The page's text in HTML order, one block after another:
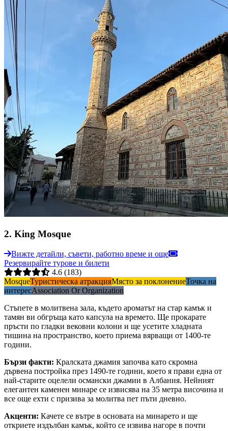
2. King Mosque
Вижте детайли, съвети, работно време и още
Резервирайте турове и билети
4.6 (183)
MosqueТуристическа атракцияМясто за поклонениеТочка на
интересAssociation Or Organization
Стъпете в молитвена зала, където ароматът на стар камък и
тамян ви обгръща като капсула на времето. Ще прокарате
пръсти по гладки вековни колони и ще усетите хладната
тишина на пространство, което приема вярващи от 1400-те
години.
Бързи факти: Кралската джамия започва като скромна
дървена постройка през 1490-те години, което я прави една от
най-старите оцелели османски джамии в Албания. Нейният
елегантен каменен минаре се извисява на 35 метра височина и
все още ехти с призива за молитва пет пъти дневно.
Акценти: Качете се вътре в основата на минарето и ще
откриете издълбан камък, който се извива нагоре в почти